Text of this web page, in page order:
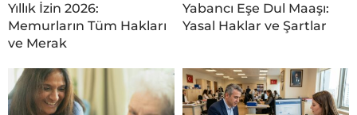
Yıllık İzin 2026:
Memurların Tüm Hakları
ve Merak
Yabancı Eşe Dul Maaşı:
Yasal Haklar ve Şartlar